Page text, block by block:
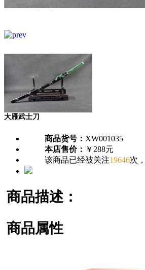
大雁武士刀
商品货号： XW001035
本店售价： ￥288元
该商品已经被关注19646次
商品描述：
商品属性